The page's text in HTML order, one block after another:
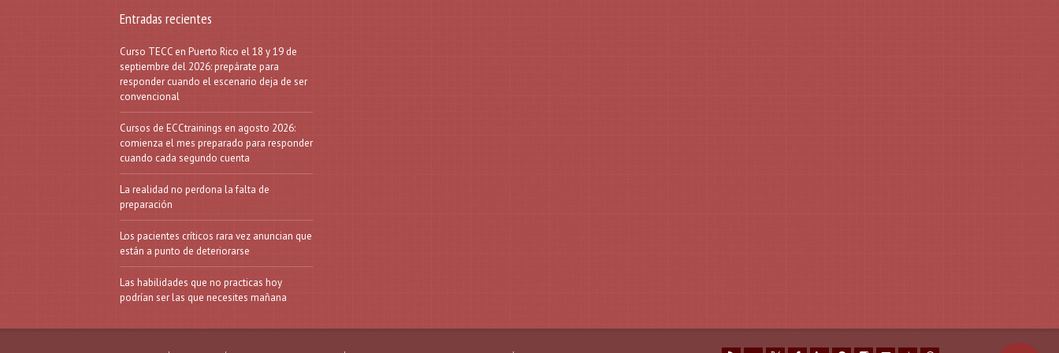
Entradas recientes
Curso TECC en Puerto Rico el 18 y 19 de
septiembre del 2026: prepárate para
responder cuando el escenario deja de ser
convencional
Cursos de ECCtrainings en agosto 2026:
comienza el mes preparado para responder
cuando cada segundo cuenta
La realidad no perdona la falta de
preparación
Los pacientes críticos rara vez anuncian que
están a punto de deteriorarse
Las habilidades que no practicas hoy
podrían ser las que necesites mañana